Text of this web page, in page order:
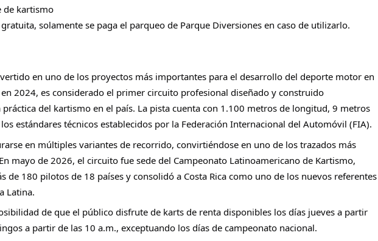
de kartismo
solamente se paga el parqueo de Parque Diversiones en caso de utilizarlo.
en uno de los proyectos más importantes para el desarrollo del deporte motor en
en 2024, es considerado el primer circuito profesional diseñado y construido
del kartismo en el país. La pista cuenta con 1.100 metros de longitud, 9 metros
estándares técnicos establecidos por la Federación Internacional del Automóvil (FIA).
en múltiples variantes de recorrido, convirtiéndose en uno de los trazados más
En mayo de 2026, el circuito fue sede del Campeonato Latinoamericano de Kartismo,
de 180 pilotos de 18 países y consolidó a Costa Rica como uno de los nuevos referentes
Latina.
de que el público disfrute de karts de renta disponibles los días jueves a partir
a partir de las 10 a.m., exceptuando los días de campeonato nacional.